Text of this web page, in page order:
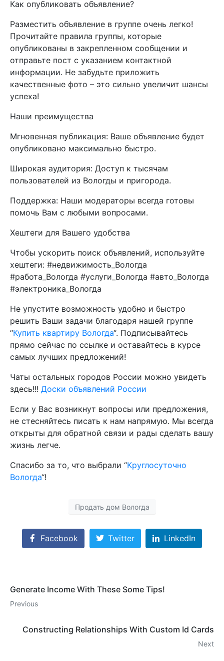
Как опубликовать объявление?
Разместить объявление в группе очень легко!
Прочитайте правила группы, которые
опубликованы в закрепленном сообщении и
отправьте пост с указанием контактной
информации. Не забудьте приложить
качественные фото – это сильно увеличит шансы
успеха!
Наши преимущества
Мгновенная публикация: Ваше объявление будет
опубликовано максимально быстро.
Широкая аудитория: Доступ к тысячам
пользователей из Вологды и пригорода.
Поддержка: Наши модераторы всегда готовы
помочь Вам с любыми вопросами.
Хештеги для Вашего удобства
Чтобы ускорить поиск объявлений, используйте
хештеги: #недвижимость_Вологда
#работа_Вологда #услуги_Вологда #авто_Вологда
#электроника_Вологда
Не упустите возможность удобно и быстро
решить Ваши задачи благодаря нашей группе
“Купить квартиру Вологда“. Подписывайтесь
прямо сейчас по ссылке и оставайтесь в курсе
самых лучших предложений!
Чаты остальных городов России можно увидеть
здесь!!! Доски объявлений России
Если у Вас возникнут вопросы или предложения,
не стесняйтесь писать к нам напрямую. Мы всегда
открыты для обратной связи и рады сделать вашу
жизнь легче.
Спасибо за то, что выбрали “Круглосуточно
Вологда“!
Продать дом Вологда
Facebook Twitter LinkedIn
Generate Income With These Some Tips!
Previous
Constructing Relationships With Custom Id Cards
Next